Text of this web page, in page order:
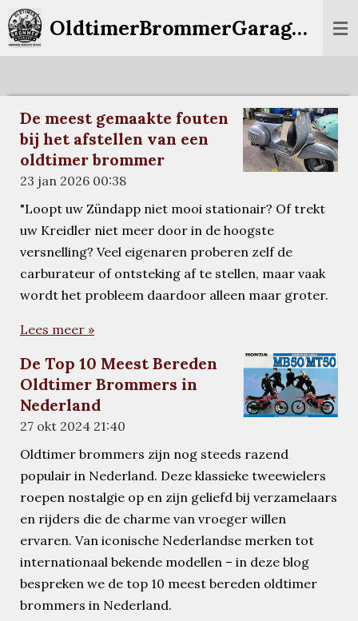
Ga
direct
OldtimerBrommerGarage.nl
De meest gemaakte fouten
bij het afstellen van een
oldtimer brommer
23 jan 2026 00:38
"Loopt uw Zündapp niet mooi stationair? Of trekt
uw Kreidler niet meer door in de hoogste
versnelling? Veel eigenaren proberen zelf de
carburateur of ontsteking af te stellen, maar vaak
wordt het probleem daardoor alleen maar groter.
Lees meer »
De Top 10 Meest Bereden
Oldtimer Brommers in
Nederland
27 okt 2024 21:40
Oldtimer brommers zijn nog steeds razend
populair in Nederland. Deze klassieke tweewielers
roepen nostalgie op en zijn geliefd bij verzamelaars
en rijders die de charme van vroeger willen
ervaren. Van iconische Nederlandse merken tot
internationaal bekende modellen – in deze blog
bespreken we de top 10 meest bereden oldtimer
brommers in Nederland.